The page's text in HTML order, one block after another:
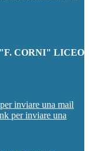
CORNI" LICEO
inviare una mail
per inviare una